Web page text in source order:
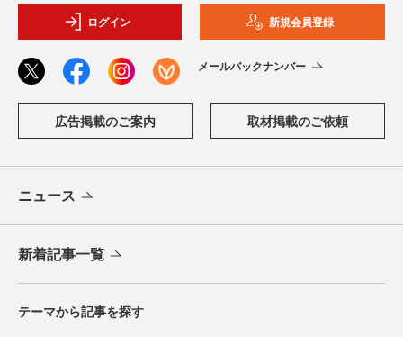
ログイン 新規会員登録
メールバックナンバー
広告掲載のご案内 取材掲載のご依頼
ニュース
新着記事一覧
テーマから記事を探す